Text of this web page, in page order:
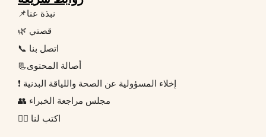
📌نبذة عنا
🌿 قصتي
📞 اتصل بنا
📃أصالة المحتوى
❗ إخلاء المسؤولية عن الصحة واللياقة البدنية
👥 مجلس مراجعة الخبراء
✍🏻 اكتب لنا